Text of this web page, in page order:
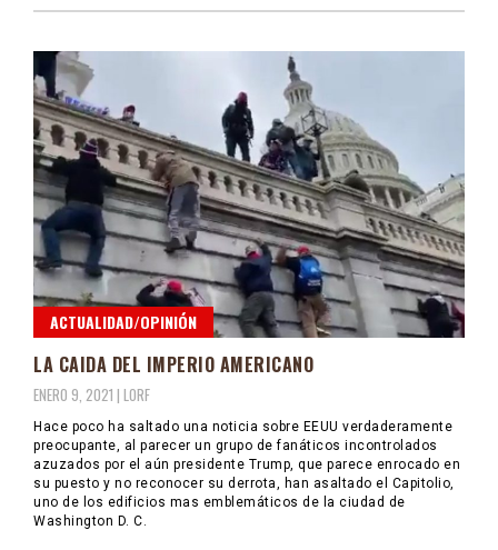
ACTUALIDAD/OPINIÓN
LA CAIDA DEL IMPERIO AMERICANO
ENERO 9, 2021 | LORF
Hace poco ha saltado una noticia sobre EEUU verdaderamente
preocupante, al parecer un grupo de fanáticos incontrolados
azuzados por el aún presidente Trump, que parece enrocado en
su puesto y no reconocer su derrota, han asaltado el Capitolio,
uno de los edificios mas emblemáticos de la ciudad de
Washington D. C.